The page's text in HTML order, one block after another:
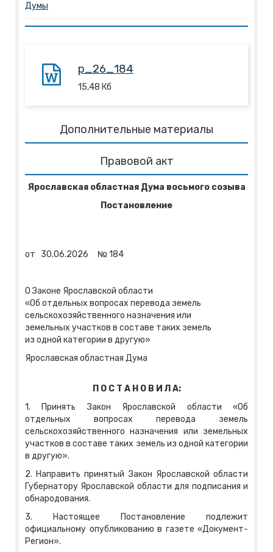
Думы
p_26_184
15,48 Кб
Дополнительные материалы
Правовой акт
Ярославская областная Дума восьмого созыва
Постановление
от 30.06.2026 №184
О Законе Ярославской области
«Об отдельных вопросах перевода земель
сельскохозяйственного назначения или
земельных участков в составе таких земель
из одной категории в другую»
Ярославская областная Дума
П О С Т А Н О В И Л А:
1. Принять Закон Ярославской области «Об
отдельных вопросах перевода земель
сельскохозяйственного назначения или земельных
участков в составе таких земель из одной категории
в другую».
2. Направить принятый Закон Ярославской области
Губернатору Ярославской области для подписания и
обнародования.
3. Настоящее Постановление подлежит
официальному опубликованию в газете «Документ-
Регион».